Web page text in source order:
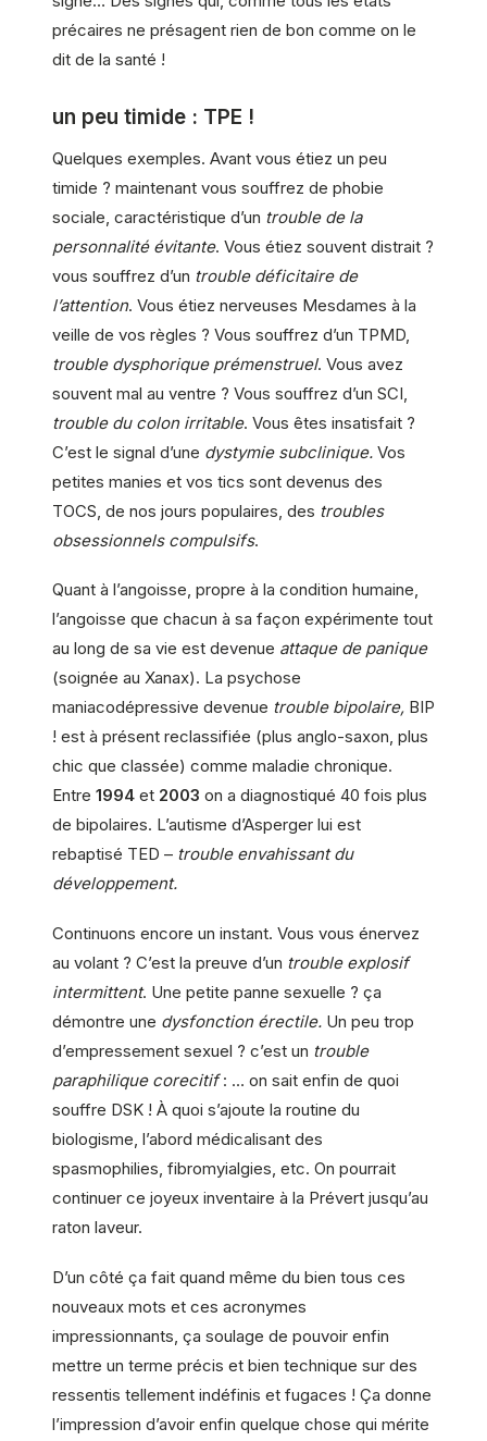
précaires ne présagent rien de bon comme on le
dit de la santé !
un peu timide : TPE !
Quelques exemples. Avant vous étiez un peu
timide ? maintenant vous souffrez de phobie
sociale, caractéristique d’un trouble de la
personnalité évitante. Vous étiez souvent distrait ?
vous souffrez d’un trouble déficitaire de
l’attention. Vous étiez nerveuses Mesdames à la
veille de vos règles ? Vous souffrez d’un TPMD,
trouble dysphorique prémenstruel. Vous avez
souvent mal au ventre ? Vous souffrez d’un SCI,
trouble du colon irritable. Vous êtes insatisfait ?
C’est le signal d’une dystymie subclinique. Vos
petites manies et vos tics sont devenus des
TOCS, de nos jours populaires, des troubles
obsessionnels compulsifs.
Quant à l’angoisse, propre à la condition humaine,
l’angoisse que chacun à sa façon expérimente tout
au long de sa vie est devenue attaque de panique
(soignée au Xanax). La psychose
maniacodépressive devenue trouble bipolaire, BIP
! est à présent reclassifiée (plus anglo-saxon, plus
chic que classée) comme maladie chronique.
Entre 1994 et 2003 on a diagnostiqué 40 fois plus
de bipolaires. L’autisme d’Asperger lui est
rebaptisé TED – trouble envahissant du
développement.
Continuons encore un instant. Vous vous énervez
au volant ? C’est la preuve d’un trouble explosif
intermittent. Une petite panne sexuelle ? ça
démontre une dysfonction érectile. Un peu trop
d’empressement sexuel ? c’est un trouble
paraphilique corecitif: … on sait enfin de quoi
souffre DSK ! À quoi s’ajoute la routine du
biologisme, l’abord médicalisant des
spasmophilies, fibromyialgies, etc. On pourrait
continuer ce joyeux inventaire à la Prévert jusqu’au
raton laveur.
D’un côté ça fait quand même du bien tous ces
nouveaux mots et ces acronymes
impressionnants, ça soulage de pouvoir enfin
mettre un terme précis et bien technique sur des
ressentis tellement indéfinis et fugaces ! Ça donne
l’impression d’avoir enfin quelque chose qui mérite